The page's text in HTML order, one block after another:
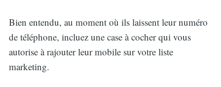
Bien entendu, au moment où ils laissent leur numéro
de téléphone, incluez une case à cocher qui vous
autorise à rajouter leur mobile sur votre liste
marketing.